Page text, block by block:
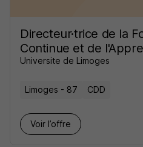
Directeur·trice de la
Continue et de
Universite de Limoges
Limoges - 87 CDD
Voir l’offre